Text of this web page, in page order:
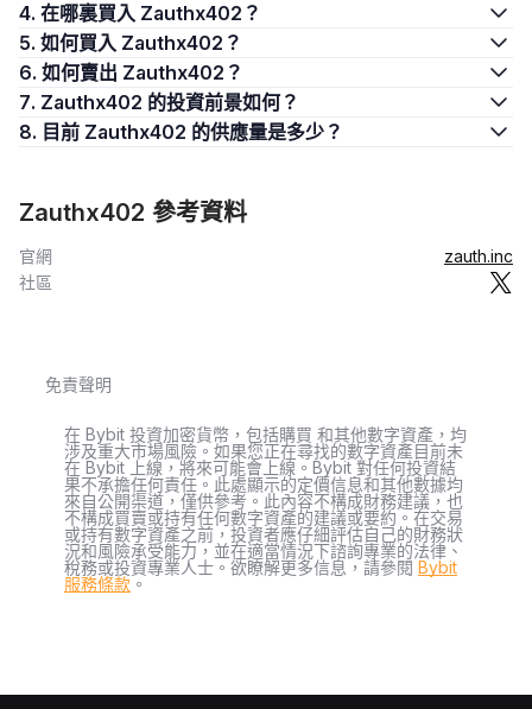
4. 在哪裏買入 Zauthx402？
5. 如何買入 Zauthx402？
6. 如何賣出 Zauthx402？
7. Zauthx402 的投資前景如何？
8. 目前 Zauthx402 的供應量是多少？
Zauthx402 參考資料
官網
zauth.inc
社區
免責聲明
在 Bybit 投資加密貨幣，包括購買 和其他數字資產，均
涉及重大市場風險。如果您正在尋找的數字資產目前未
在 Bybit 上線，將來可能會上線。Bybit 對任何投資結
果不承擔任何責任。此處顯示的定價信息和其他數據均
來自公開渠道，僅供參考。此內容不構成財務建議，也
不構成買賣或持有任何數字資產的建議或要約。在交易
或持有數字資產之前，投資者應仔細評估自己的財務狀
況和風險承受能力，並在適當情況下諮詢專業的法律、
稅務或投資專業人士。欲瞭解更多信息，請參閱 Bybit
服務條款 。